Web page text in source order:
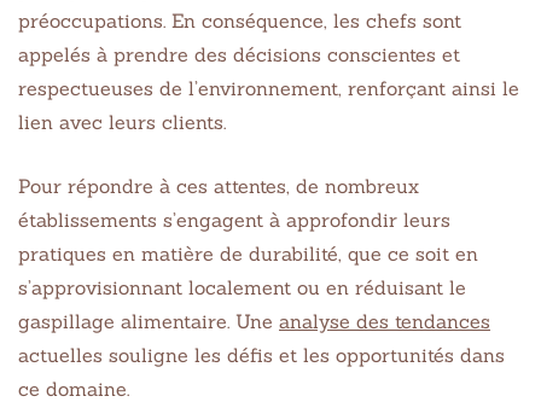
préoccupations. En conséquence, les chefs sont
appelés à prendre des décisions conscientes et
respectueuses de l’environnement, renforçant ainsi le
lien avec leurs clients.
Pour répondre à ces attentes, de nombreux
établissements s’engagent à approfondir leurs
pratiques en matière de durabilité, que ce soit en
s’approvisionnant localement ou en réduisant le
gaspillage alimentaire. Une analyse des tendances
actuelles souligne les défis et les opportunités dans
ce domaine.